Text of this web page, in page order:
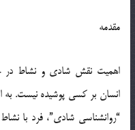
مقدمه
اهميت نقش شادي و نشاط در
“روانشناسي شادي”، فرد با